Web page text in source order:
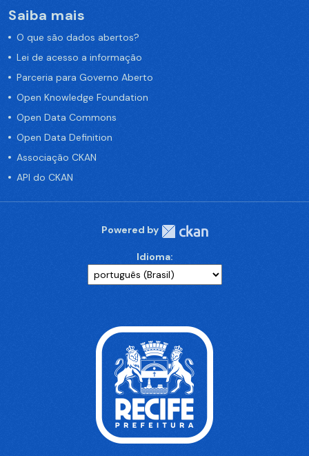
Saiba mais
O que são dados abertos?
Lei de acesso a informação
Parceria para Governo Aberto
Open Knowledge Foundation
Open Data Commons
Open Data Definition
Associação CKAN
API do CKAN
Powered by
Idioma